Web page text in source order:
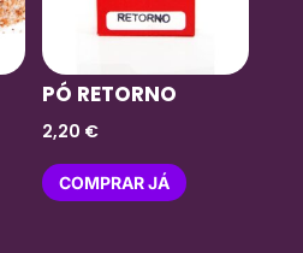
PÓ RETORNO
2,20 €
COMPRAR JÁ